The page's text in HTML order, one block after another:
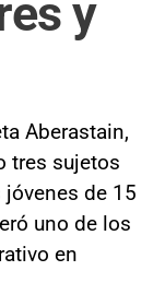
y
Aberastain,
tres sujetos
de 15
uno de los
en